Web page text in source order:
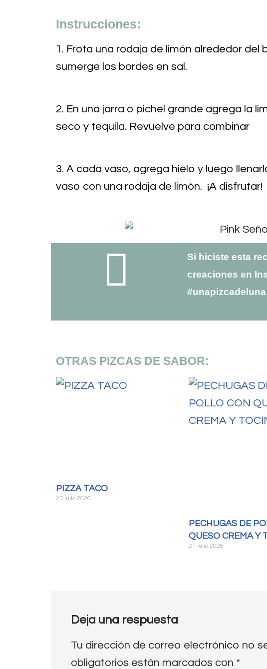
Instrucciones:
1. Frota una rodaja de limón alrededor
sumerge los bordes en sal.
2. En una jarra o pichel grande agrega la
seco y tequila. Revuelve para combinar
3. A cada vaso, agrega hielo y luego
vaso con una rodaja de limón. ¡A disfrutar!
Si hiciste esta
creaciones en
OTRAS PIZCAS DE SABOR:
PIZZA TACO
23 julio 2026
PECHUGAS DE
QUESO CREMA Y
21 julio 2026
Deja una respuesta
Tu dirección de correo electrónico no
obligatorios están marcados con *